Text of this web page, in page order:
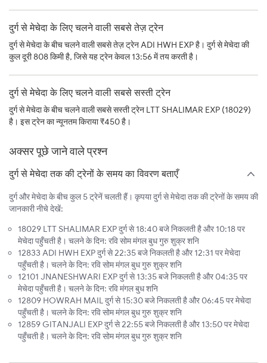
दुर्ग से मेचेदा के लिए चलने वाली सबसे तेज़ ट्रेन
दुर्ग से मेचेदा के बीच चलने वाली सबसे तेज़ ट्रेन ADI HWH EXP है। दुर्ग से मेचेदा की
कुल दूरी 808 किमी है, जिसे यह ट्रेन केवल 13:56 में तय करती है।
दुर्ग से मेचेदा के लिए चलने वाली सबसे सस्ती ट्रेन
दुर्ग से मेचेदा के बीच चलने वाली सबसे सस्ती ट्रेन LTT SHALIMAR EXP (18029)
है। इस ट्रेन का न्यूनतम किराया ₹450 है।
अक्सर पूछे जाने वाले प्रश्न
दुर्ग से मेचेदा तक की ट्रेनों के समय का विवरण बताएँ
दुर्ग और मेचेदा के बीच कुल 5 ट्रेनें चलती हैं। कृपया दुर्ग से मेचेदा तक की ट्रेनों के समय की
जानकारी नीचे देखें:
18029 LTT SHALIMAR EXP दुर्ग से 18:40 बजे निकलती है और 10:18 पर
मेचेदा पहुँचती है। चलने के दिन: रवि सोम मंगल बुध गुरु शुक्र शनि
12833 ADI HWH EXP दुर्ग से 22:35 बजे निकलती है और 12:31 पर मेचेदा
पहुँचती है। चलने के दिन: रवि सोम मंगल बुध गुरु शुक्र शनि
12101 JNANESHWARI EXP दुर्ग से 13:35 बजे निकलती है और 04:35 पर
मेचेदा पहुँचती है। चलने के दिन: रवि मंगल बुध शनि
12809 HOWRAH MAIL दुर्ग से 15:30 बजे निकलती है और 06:45 पर मेचेदा
पहुँचती है। चलने के दिन: रवि सोम मंगल बुध गुरु शुक्र शनि
12859 GITANJALI EXP दुर्ग से 22:55 बजे निकलती है और 13:50 पर मेचेदा
पहुँचती है। चलने के दिन: रवि सोम मंगल बुध गुरु शुक्र शनि